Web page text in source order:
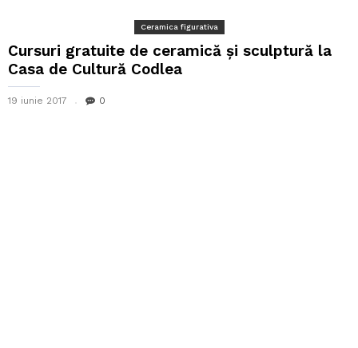
Ceramica figurativa
Cursuri gratuite de ceramică și sculptură la
Casa de Cultură Codlea
19 iunie 2017 0